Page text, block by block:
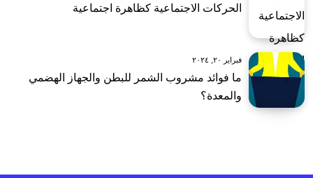
الحركات الاجتماعية كظاهرة اجتماعية
فبراير ٢٠, ٢٠٢٤
ما فوائد مشروب الشمر للبطن والجهاز الهضمي
والمعدة؟